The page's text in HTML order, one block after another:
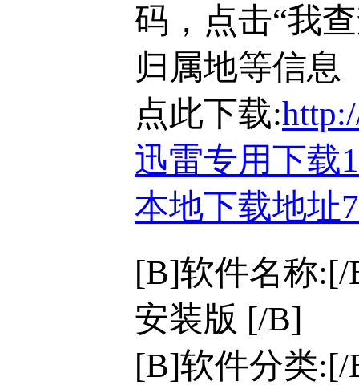
码，点击“我
归属地等信息
点此下载:
迅雷专用下载
本地下载地址
[B]软件名称:[/
安装版 [/B]
[B]软件分类:[/